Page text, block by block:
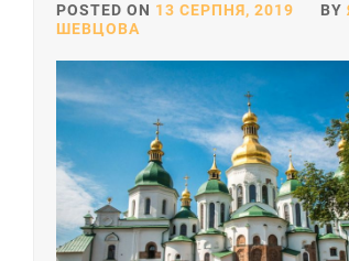
POSTED ON 13 СЕРПНЯ, 2019 BY
ШЕВЦОВА